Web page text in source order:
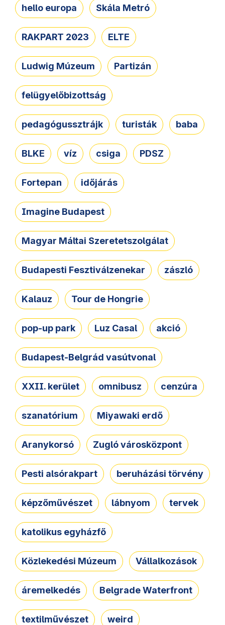
hello europa Skála Metró
RAKPART 2023 ELTE
Ludwig Múzeum Partizán
felügyelőbizottság
pedagógussztrájk turisták baba
BLKE víz csiga PDSZ
Fortepan időjárás
Imagine Budapest
Magyar Máltai Szeretetszolgálat
Budapesti Fesztiválzenekar zászló
Kalauz Tour de Hongrie
pop-up park Luz Casal akció
Budapest-Belgrád vasútvonal
XXII. kerület omnibusz cenzúra
szanatórium Miyawaki erdő
Aranykorsó Zugló városközpont
Pesti alsórakpart beruházási törvény
képzőművészet lábnyom tervek
katolikus egyházfő
Közlekedési Múzeum Vállalkozások
áremelkedés Belgrade Waterfront
textilművészet weird